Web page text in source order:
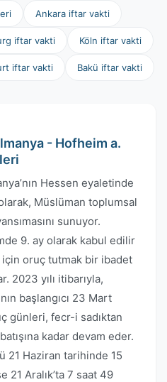
Ankara iftar vakti
iftar vakti Köln iftar vakti
iftar vakti Bakü iftar vakti
- Hofheim a.
Hessen eyaletinde
Müslüman toplumsal
sunuyor.
9. ay olarak kabul edilir
oruç tutmak bir ibadet
2023 yılı itibarıyla,
başlangıcı 23 Mart
günleri, fecr-i sadıktan
kadar devam eder.
21 Haziran tarihinde 15
21 Aralık’ta 7 saat 49